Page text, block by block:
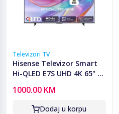
Televizori TV
Hisense Televizor Smart
Hi-QLED E7S UHD 4K 65" -
1000.00 KM
Dodaj u korpu